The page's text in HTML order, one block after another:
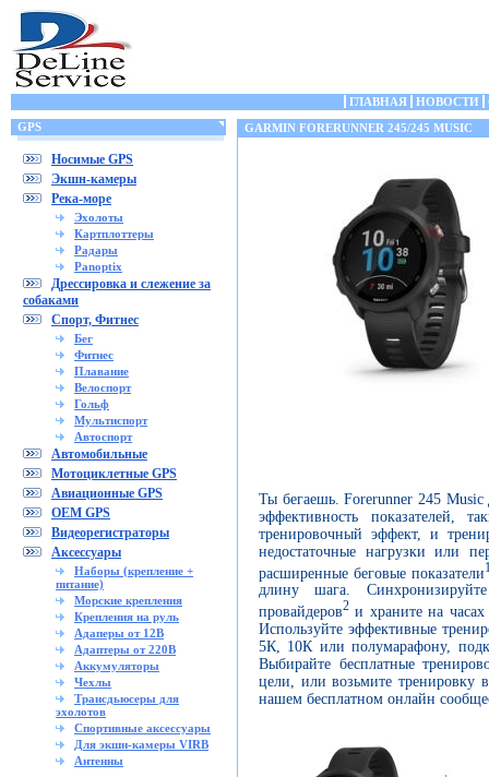
ГЛАВНАЯ НОВОСТИ
GPS
Носимые GPS
Экшн-камеры
Река-море
Эхолоты
Картплоттеры
Радары
Panoptix
Дрессировка и слежение за
собаками
Спорт, Фитнес
Бег
Фитнес
Плавание
Велоспорт
Гольф
Мультиспорт
Автоспорт
Автомобильные
Мотоциклетные GPS
Авиационные GPS
OEM GPS
Видеорегистраторы
Аксессуары
Наборы (крепление +
питание)
Морские крепления
Крепления на руль
Адаперы от 12В
Адаптеры от 220В
Аккумуляторы
Чехлы
Трансдьюсеры для
эхолотов
Спортивные аксессуары
Для экшн-камеры VIRB
Антенны
GARMIN FORERUNNER 245/245 MUSIC
Ты бегаешь. Forerunner 245 Music
эффективность показателей,
тренировочный эффект, и
недостаточные нагрузки или
расширенные беговые показатели
длину шага.
провайдеров2 и храните на
Используйте эффективные
5К, 10К или полумарафону,
Выбирайте бесплатные
цели, или возьмите тренировку
нашем бесплатном онлайн